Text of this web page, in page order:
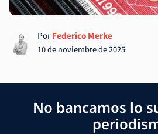
PorFederico Merke
10 de noviembre de 2025
No bancamos lo